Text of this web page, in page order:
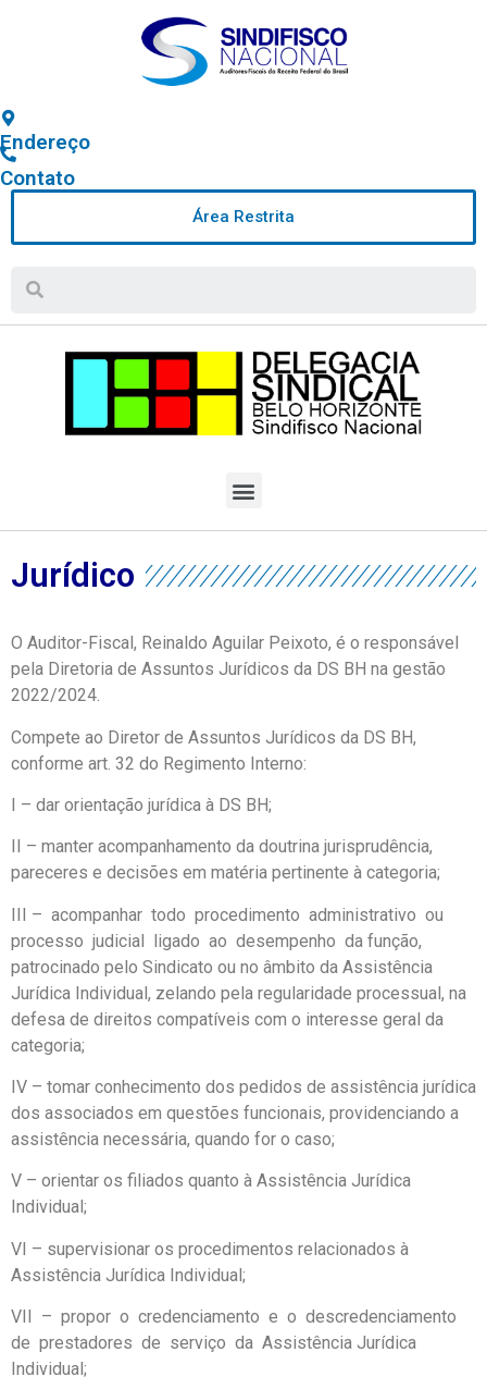
Endereço
Contato
Área Restrita
Jurídico
O Auditor-Fiscal, Reinaldo Aguilar Peixoto, é o responsável
pela Diretoria de Assuntos Jurídicos da DS BH na gestão
2022/2024.
Compete ao Diretor de Assuntos Jurídicos da DS BH,
conforme art. 32 do Regimento Interno:
I – dar orientação jurídica à DS BH;
II – manter acompanhamento da doutrina jurisprudência,
pareceres e decisões em matéria pertinente à categoria;
III – acompanhar todo procedimento administrativo ou
processo judicial ligado ao desempenho da função,
patrocinado pelo Sindicato ou no âmbito da Assistência
Jurídica Individual, zelando pela regularidade processual, na
defesa de direitos compatíveis com o interesse geral da
categoria;
IV – tomar conhecimento dos pedidos de assistência jurídica
dos associados em questões funcionais, providenciando a
assistência necessária, quando for o caso;
V – orientar os filiados quanto à Assistência Jurídica
Individual;
VI – supervisionar os procedimentos relacionados à
Assistência Jurídica Individual;
VII – propor o credenciamento e o descredenciamento
de prestadores de serviço da Assistência Jurídica
Individual;